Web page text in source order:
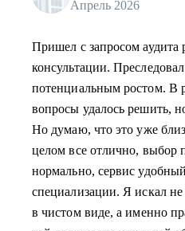
Апрель 2026
Пришел с запросом аудита
консультации.
потенциальным ростом. В
вопросы удалось решить,
Но думаю, что это уже
целом все отлично, выбор
нормально, сервис
специализации. Я искал не
в чистом виде, а именно